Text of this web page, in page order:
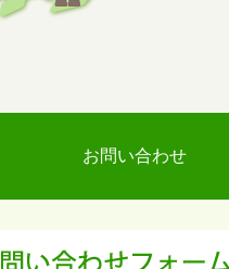
お問い合わせ